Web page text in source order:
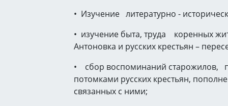
• Изучение литературно -
• изучение быта, труда коренных
Антоновка и русских крестьян –
• сбор воспоминаний старожилов,
потомками русских крестьян,
связанных с ними;